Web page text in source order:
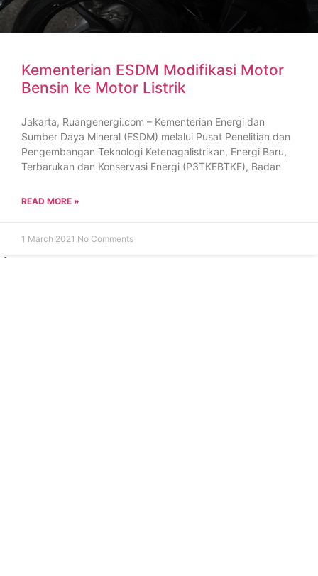
Kementerian ESDM Modifikasi Motor
Bensin ke Motor Listrik
Jakarta, Ruangenergi.com – Kementerian Energi dan
Sumber Daya Mineral (ESDM) melalui Pusat Penelitian dan
Pengembangan Teknologi Ketenagalistrikan, Energi Baru,
Terbarukan dan Konservasi Energi (P3TKEBTKE), Badan
READ MORE »
1 March 2021 No Comments